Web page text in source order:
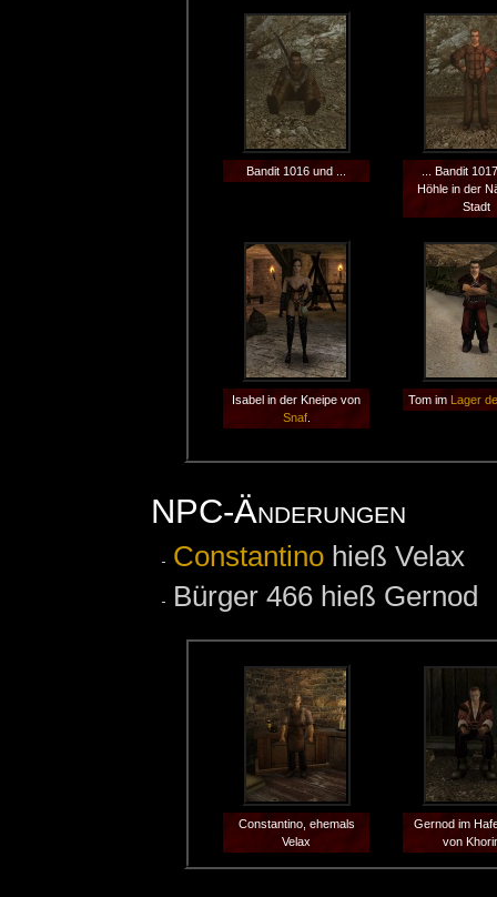
Bandit 1016 und ...
... Bandit
Höhle in der
Stadt
Isabel in der Kneipe von
Snaf.
Tom im Lager
NPC-Änderungen
Constantino hieß Velax
Bürger 466 hieß Gernod
Constantino, ehemals
Velax
Gernod im
von